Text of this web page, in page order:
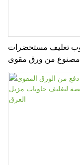
تغليف مستحضرات
مصنوع من ورق مقوى
للتحلل الحيوي وصديق
قابل للدفع، مناسب
وأحمر الشفاه،